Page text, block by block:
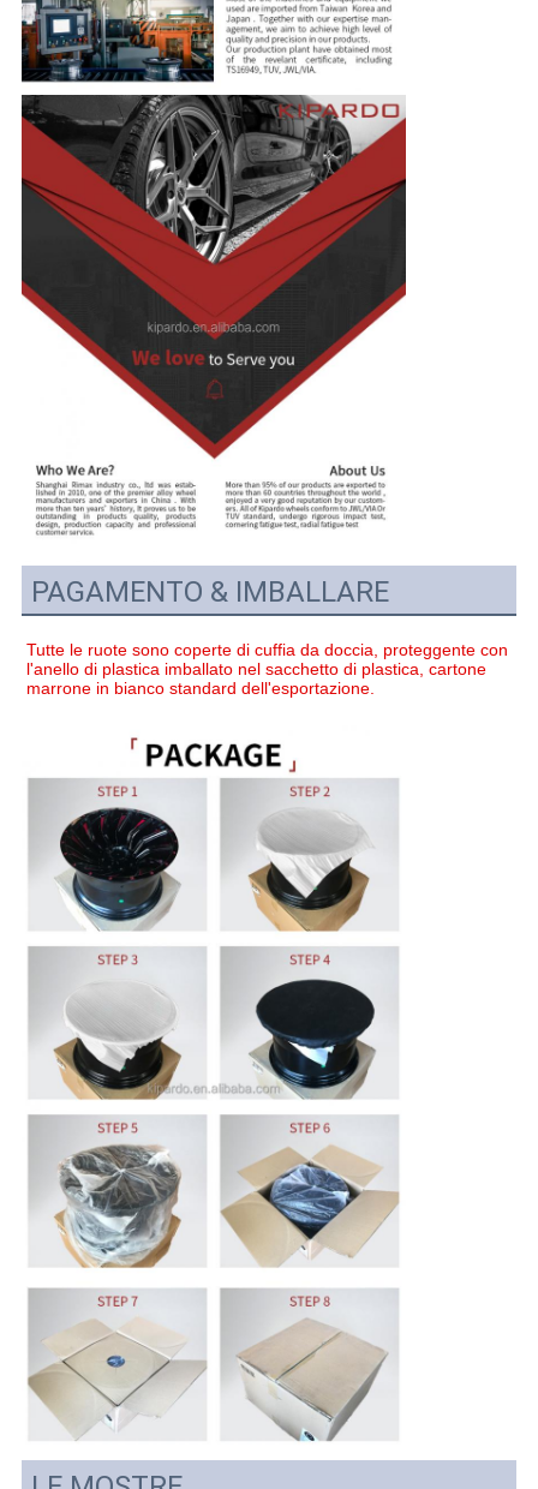
PAGAMENTO & IMBALLARE
Tutte le ruote sono coperte di cuffia da doccia, proteggente con
l'anello di plastica imballato nel sacchetto di plastica, cartone
marrone in bianco standard dell'esportazione.